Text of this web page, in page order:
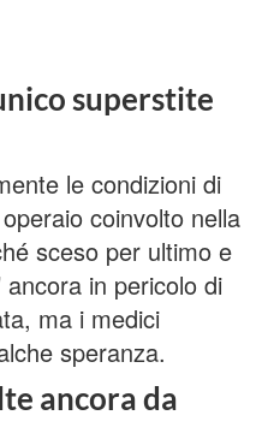
superstite
le condizioni di
coinvolto nella
sceso per ultimo e
in pericolo di
ma i medici
speranza.
ancora da